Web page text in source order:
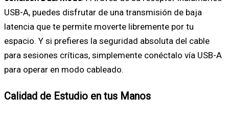
USB-A, puedes disfrutar de una transmisión de baja
latencia que te permite moverte libremente por tu
espacio. Y si prefieres la seguridad absoluta del cable
para sesiones críticas, simplemente conéctalo vía USB-A
para operar en modo cableado.
Calidad de Estudio en tus Manos